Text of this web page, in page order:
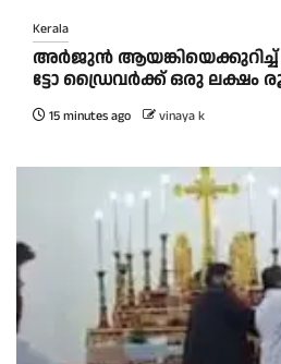
Kerala
അ​ർ​ജു​ൻ ആ​യ​ങ്കി​യെ​ക്കു​റി​ച്ച്
ട്ടോ ഡ്രൈ​വ​ർ​ക്ക് ഒ​രു ല​ക്ഷം
15 minutes ago vinaya k